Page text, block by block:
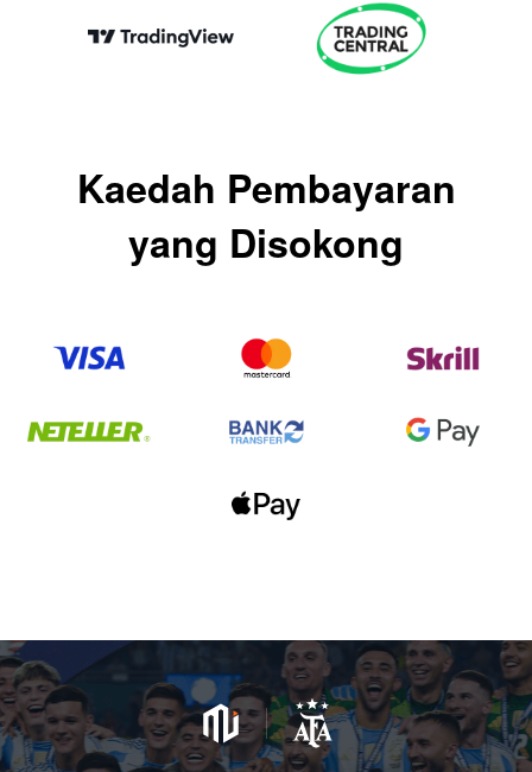
Kaedah Pembayaran
yang Disokong